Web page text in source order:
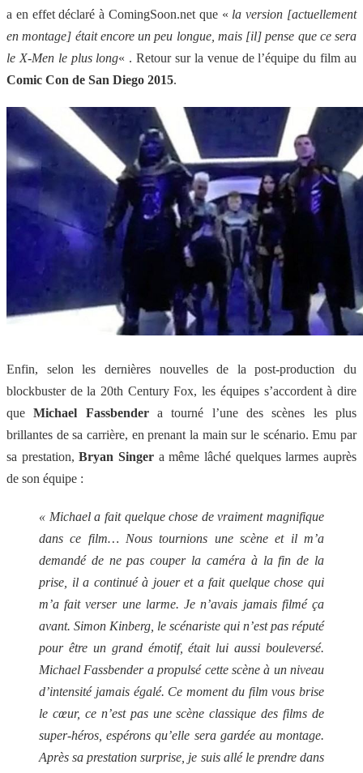
a en effet déclaré à ComingSoon.net que « la version [actuellement
en montage] était encore un peu longue, mais [il] pense que ce sera
le X-Men le plus long« . Retour sur la venue de l’équipe du film au
Comic Con de San Diego 2015.
Enfin, selon les dernières nouvelles de la post-production du
blockbuster de la 20th Century Fox, les équipes s’accordent à dire
queMichael Fassbendera tourné l’une des scènes les plus
brillantes de sa carrière, en prenant la main sur le scénario. Emu par
sa prestation,Bryan Singer a même lâché quelques larmes auprès
de son équipe :
« Michael a fait quelque chose de vraiment magnifique
dans ce film… Nous tournions une scène et il m’a
demandé de ne pas couper la caméra à la fin de la
prise, il a continué à jouer et a fait quelque chose qui
m’a fait verser une larme. Je n’avais jamais filmé ça
avant. Simon Kinberg, le scénariste qui n’est pas réputé
pour être un grand émotif, était lui aussi bouleversé.
Michael Fassbender a propulsé cette scène à un niveau
d’intensité jamais égalé. Ce moment du film vous brise
le cœur, ce n’est pas une scène classique des films de
super-héros, espérons qu’elle sera gardée au montage.
Après sa prestation surprise, je suis allé le prendre dans